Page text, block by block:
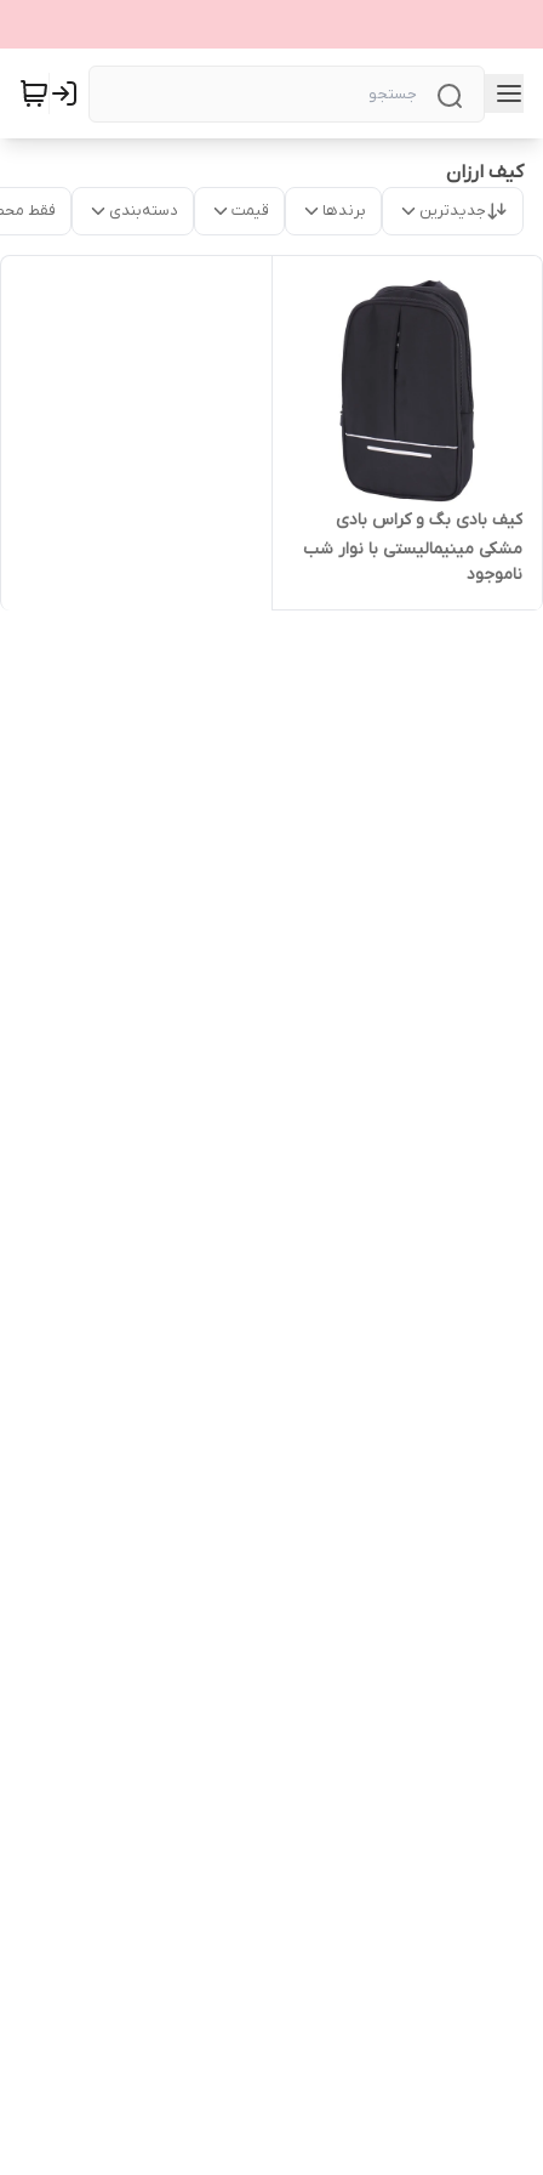
کیف ارزان
جدیدترین برندها قیمت دسته‌بندی فقط
کیف بادی بگ و کراس بادی
مشکی مینیمالیستی با نوار شب
تاب
ناموجود